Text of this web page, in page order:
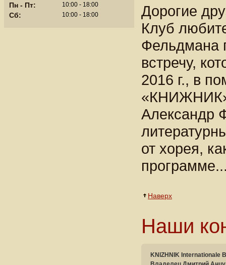
Пн - Пт: 10:00 - 18:00
Сб: 10:00 - 18:00
Дорогие
Клуб
Фельдмана
встречу,
2016 г., в
Александр
от хорея,
Наверх
Наши
KNIZHNIK Internationale